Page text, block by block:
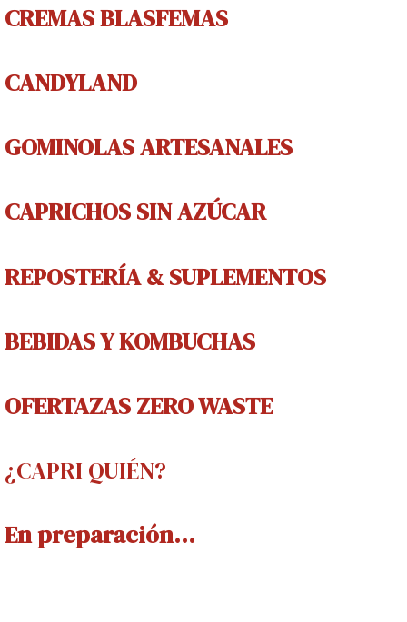
CREMASBLASFEMAS
CANDYLAND
GOMINOLASARTESANALES
CAPRICHOSSIN AZÚCAR
REPOSTERÍA & SUPLEMENTOS
BEBIDAS YKOMBUCHAS
OFERTAZAS ZERO WASTE
¿CAPRI QUIÉN?
En preparación...